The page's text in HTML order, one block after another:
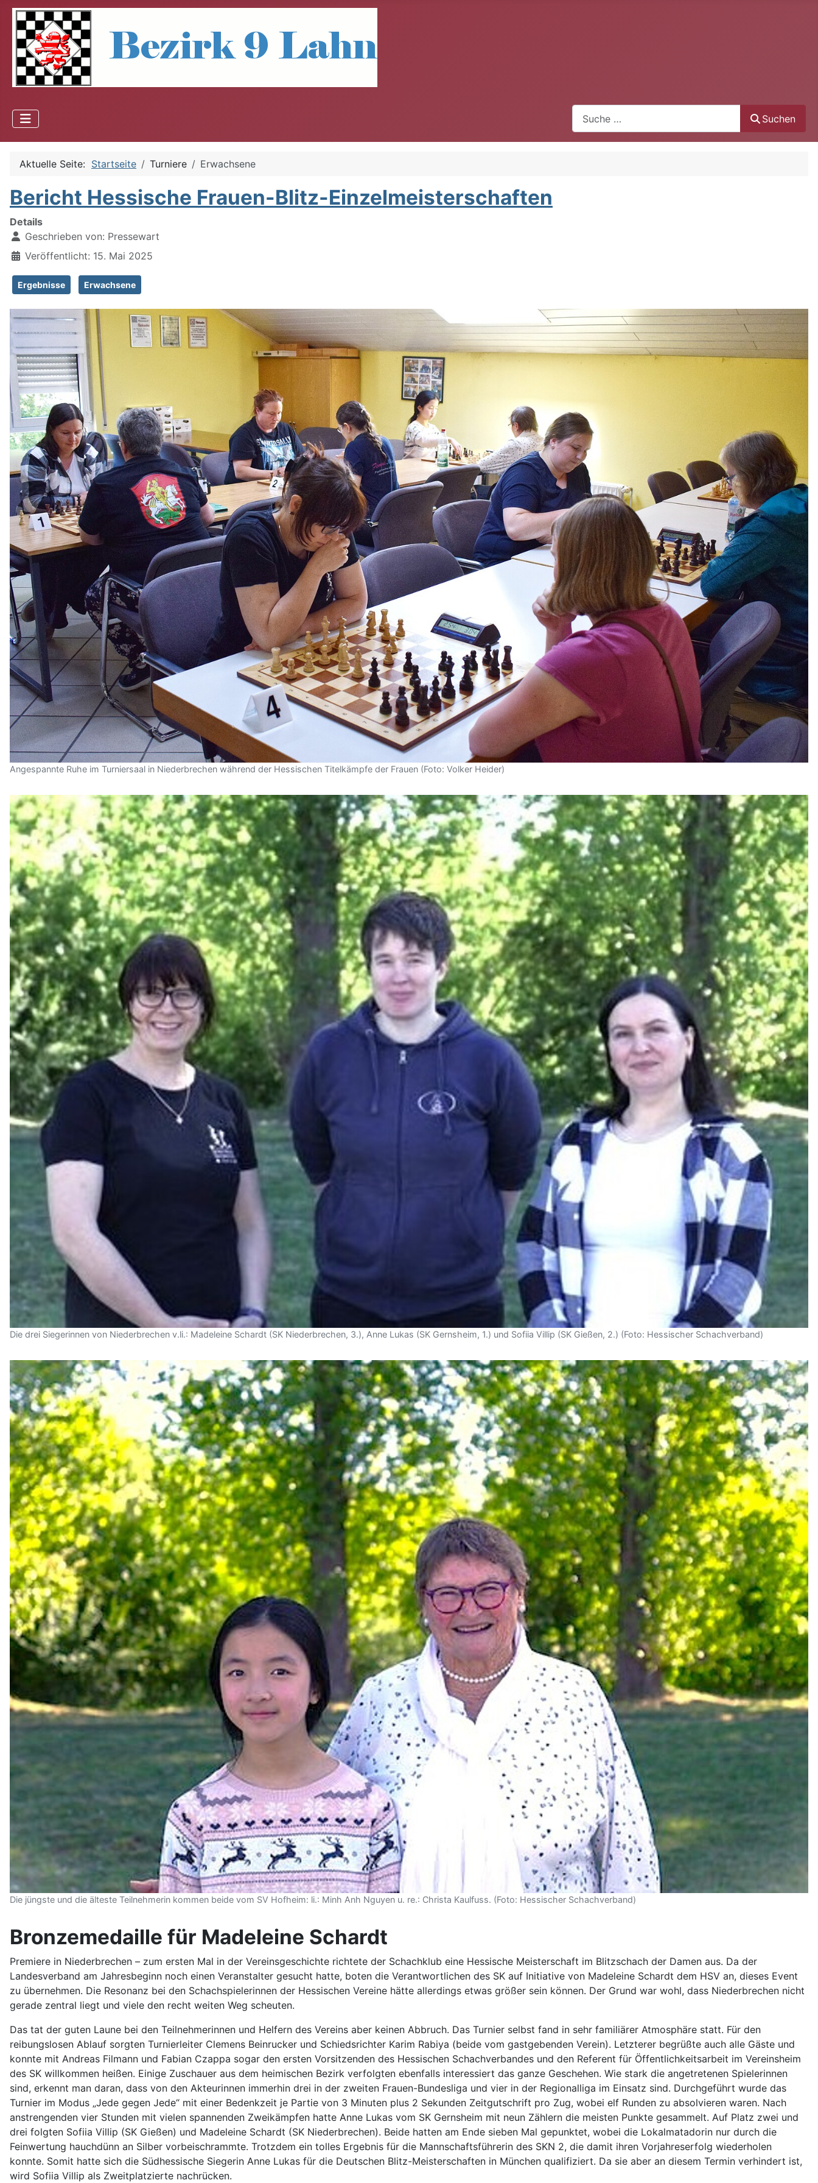
Suchen
Aktuelle Seite: Startseite Turniere Erwachsene
Bericht Hessische Frauen-Blitz-Einzelmeisterschaften
Details
Geschrieben von: Pressewart
Veröffentlicht: 15. Mai 2025
Ergebnisse Erwachsene
Angespannte Ruhe im Turniersaal in Niederbrechen während der Hessischen Titelkämpfe der Frauen (Foto: Volker Heider)
Die drei Siegerinnen von Niederbrechen v.li.: Madeleine Schardt (SK Niederbrechen, 3.), Anne Lukas (SK Gernsheim, 1.) und Sofiia Villip (SK Gießen, 2.) (Foto: Hessischer Schachverband)
Die jüngste und die älteste Teilnehmerin kommen beide vom SV Hofheim: li.: Minh Anh Nguyen u. re.: Christa Kaulfuss. (Foto: Hessischer Schachverband)
Bronzemedaille für Madeleine Schardt
Premiere in Niederbrechen – zum ersten Mal in der Vereinsgeschichte richtete der Schachklub eine Hessische Meisterschaft im Blitzschach der Damen aus. Da der
Landesverband am Jahresbeginn noch einen Veranstalter gesucht hatte, boten die Verantwortlichen des SK auf Initiative von Madeleine Schardt dem HSV an, dieses Event
zu übernehmen. Die Resonanz bei den Schachspielerinnen der Hessischen Vereine hätte allerdings etwas größer sein können. Der Grund war wohl, dass Niederbrechen nicht
gerade zentral liegt und viele den recht weiten Weg scheuten.
Das tat der guten Laune bei den Teilnehmerinnen und Helfern des Vereins aber keinen Abbruch. Das Turnier selbst fand in sehr familiärer Atmosphäre statt. Für den
reibungslosen Ablauf sorgten Turnierleiter Clemens Beinrucker und Schiedsrichter Karim Rabiya (beide vom gastgebenden Verein). Letzterer begrüßte auch alle Gäste und
konnte mit Andreas Filmann und Fabian Czappa sogar den ersten Vorsitzenden des Hessischen Schachverbandes und den Referent für Öffentlichkeitsarbeit im Vereinsheim
des SK willkommen heißen. Einige Zuschauer aus dem heimischen Bezirk verfolgten ebenfalls interessiert das ganze Geschehen. Wie stark die angetretenen Spielerinnen
sind, erkennt man daran, dass von den Akteurinnen immerhin drei in der zweiten Frauen-Bundesliga und vier in der Regionalliga im Einsatz sind. Durchgeführt wurde das
Turnier im Modus „Jede gegen Jede“ mit einer Bedenkzeit je Partie von 3 Minuten plus 2 Sekunden Zeitgutschrift pro Zug, wobei elf Runden zu absolvieren waren. Nach
anstrengenden vier Stunden mit vielen spannenden Zweikämpfen hatte Anne Lukas vom SK Gernsheim mit neun Zählern die meisten Punkte gesammelt. Auf Platz zwei und
drei folgten Sofiia Villip (SK Gießen) und Madeleine Schardt (SK Niederbrechen). Beide hatten am Ende sieben Mal gepunktet, wobei die Lokalmatadorin nur durch die
Feinwertung hauchdünn an Silber vorbeischrammte. Trotzdem ein tolles Ergebnis für die Mannschaftsführerin des SKN 2, die damit ihren Vorjahreserfolg wiederholen
konnte. Somit hatte sich die Südhessische Siegerin Anne Lukas für die Deutschen Blitz-Meisterschaften in München qualifiziert. Da sie aber an diesem Termin verhindert ist,
wird Sofiia Villip als Zweitplatzierte nachrücken.